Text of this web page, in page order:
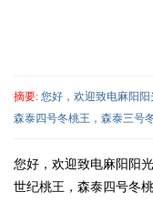
摘要: 您好，欢迎致电麻阳
森泰四号冬桃王，森泰三号
您好，欢迎致电麻阳阳
世纪桃王，森泰四号冬